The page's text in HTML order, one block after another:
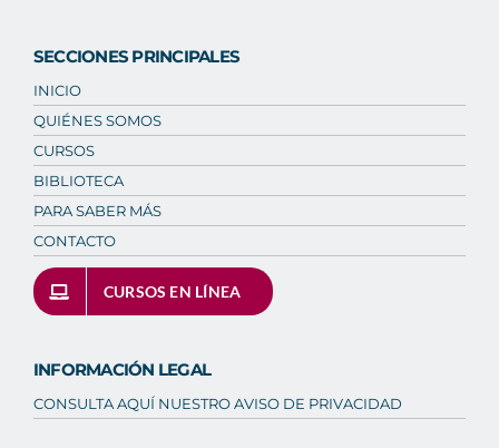
SECCIONES PRINCIPALES
INICIO
QUIÉNES SOMOS
CURSOS
BIBLIOTECA
PARA SABER MÁS
CONTACTO
CURSOS EN LÍNEA
INFORMACIÓN LEGAL
CONSULTA AQUÍ NUESTRO AVISO DE PRIVACIDAD